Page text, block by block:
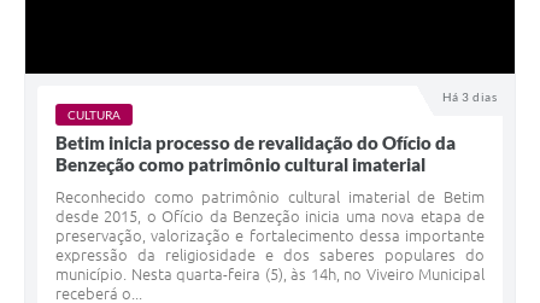
Há 3 dias
CULTURA
Betim inicia processo de revalidação do Ofício da
Benzeção como patrimônio cultural imaterial
Reconhecido como patrimônio cultural imaterial de Betim
desde 2015, o Ofício da Benzeção inicia uma nova etapa de
preservação, valorização e fortalecimento dessa importante
expressão da religiosidade e dos saberes populares do
município. Nesta quarta-feira (5), às 14h, no Viveiro Municipal
receberá o...